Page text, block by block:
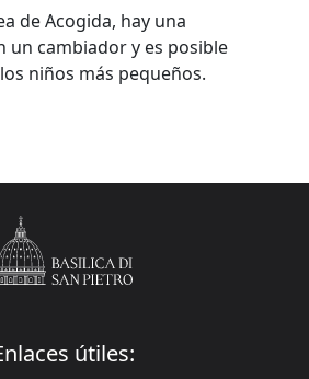
de Acogida, hay una
un cambiador y es posible
niños más pequeños.
útiles: